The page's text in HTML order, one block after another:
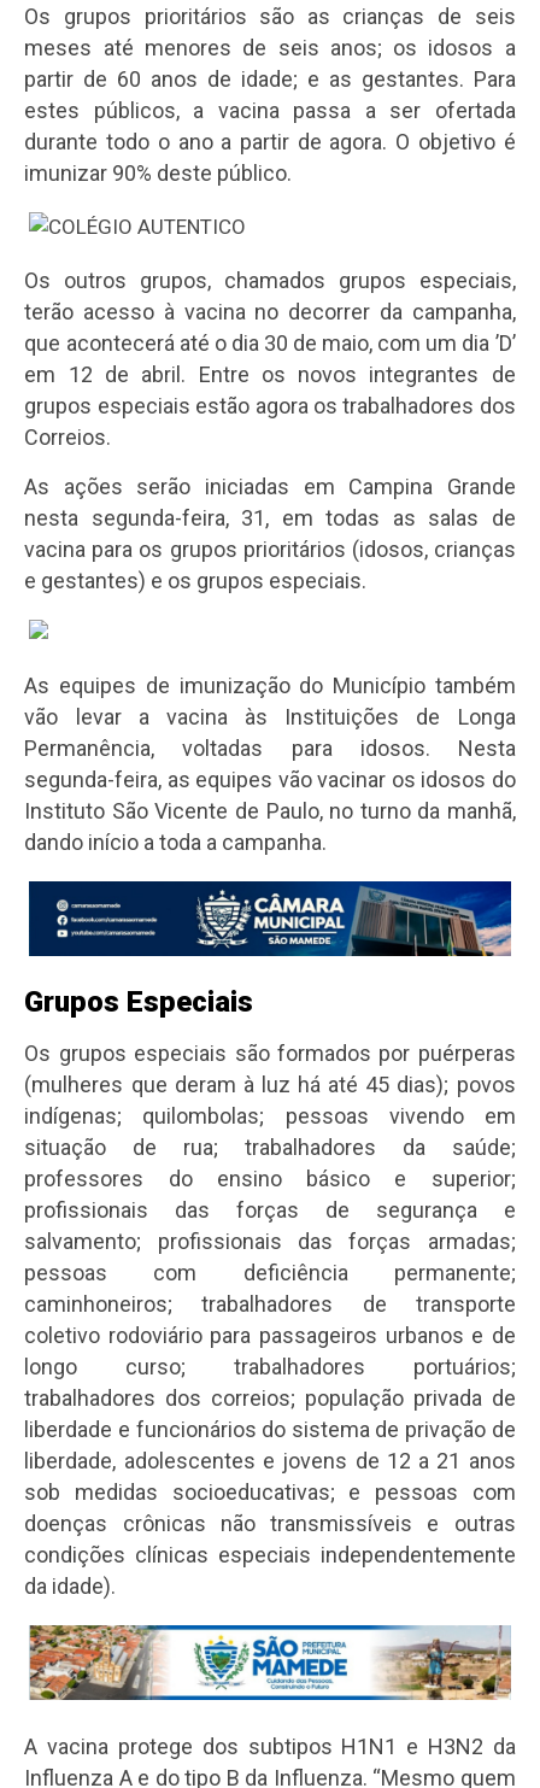
Os grupos prioritários são as crianças de seis
meses até menores de seis anos; os idosos a
partir de 60 anos de idade; e as gestantes. Para
estes públicos, a vacina passa a ser ofertada
durante todo o ano a partir de agora. O objetivo é
imunizar 90% deste público.
Os outros grupos, chamados grupos especiais,
terão acesso à vacina no decorrer da campanha,
que acontecerá até o dia 30 de maio, com um dia ’D’
em 12 de abril. Entre os novos integrantes de
grupos especiais estão agora os trabalhadores dos
Correios.
As ações serão iniciadas em Campina Grande
nesta segunda-feira, 31, em todas as salas de
vacina para os grupos prioritários (idosos, crianças
e gestantes) e os grupos especiais.
As equipes de imunização do Município também
vão levar a vacina às Instituições de Longa
Permanência, voltadas para idosos. Nesta
segunda-feira, as equipes vão vacinar os idosos do
Instituto São Vicente de Paulo, no turno da manhã,
dando início a toda a campanha.
Grupos Especiais
Os grupos especiais são formados por puérperas
(mulheres que deram à luz há até 45 dias); povos
indígenas; quilombolas; pessoas vivendo em
situação de rua; trabalhadores da saúde;
professores do ensino básico e superior;
profissionais das forças de segurança e
salvamento; profissionais das forças armadas;
pessoas com deficiência permanente;
caminhoneiros; trabalhadores de transporte
coletivo rodoviário para passageiros urbanos e de
longo curso; trabalhadores portuários;
trabalhadores dos correios; população privada de
liberdade e funcionários do sistema de privação de
liberdade, adolescentes e jovens de 12 a 21 anos
sob medidas socioeducativas; e pessoas com
doenças crônicas não transmissíveis e outras
condições clínicas especiais independentemente
da idade).
A vacina protege dos subtipos H1N1 e H3N2 da
Influenza A e do tipo B da Influenza. “Mesmo quem